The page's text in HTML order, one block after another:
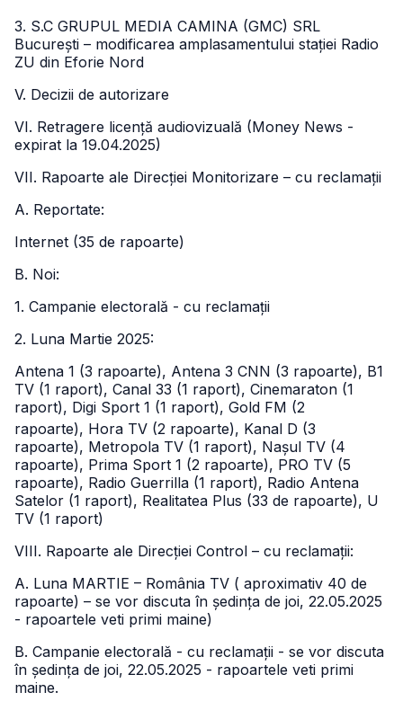
3. S.C GRUPUL MEDIA CAMINA (GMC) SRL
București – modificarea amplasamentului stației Radio
ZU din Eforie Nord
V. Decizii de autorizare
VI. Retragere licență audiovizuală (Money News -
expirat la 19.04.2025)
VII. Rapoarte ale Direcției Monitorizare – cu reclamații
A. Reportate:
Internet (35 de rapoarte)
B. Noi:
1. Campanie electorală - cu reclamații
2. Luna Martie 2025:
Antena 1 (3 rapoarte), Antena 3 CNN (3 rapoarte), B1
TV (1 raport), Canal 33 (1 raport), Cinemaraton (1
raport), Digi Sport 1 (1 raport), Gold FM (2
rapoarte), Hora TV (2 rapoarte), Kanal D (3
rapoarte), Metropola TV (1 raport), Nașul TV (4
rapoarte), Prima Sport 1 (2 rapoarte), PRO TV (5
rapoarte), Radio Guerrilla (1 raport), Radio Antena
Satelor (1 raport), Realitatea Plus (33 de rapoarte), U
TV (1 raport)
VIII. Rapoarte ale Direcției Control – cu reclamații:
A. Luna MARTIE – România TV ( aproximativ 40 de
rapoarte) – se vor discuta în ședința de joi, 22.05.2025
- rapoartele veti primi maine)
B. Campanie electorală - cu reclamații - se vor discuta
în ședința de joi, 22.05.2025 - rapoartele veti primi
maine.